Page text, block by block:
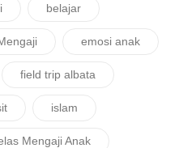
belajar
emosi anak
field trip albata
islam
Mengaji Anak